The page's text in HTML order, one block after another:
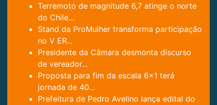
Terremoto de magnitude 6,7 atinge o norte
do Chile...
Stand da ProMulher transforma participação
no V ER...
Presidente da Câmara desmonta discurso
de vereador...
Proposta para fim da escala 6×1 terá
jornada de 40...
Prefeitura de Pedro Avelino lança edital do